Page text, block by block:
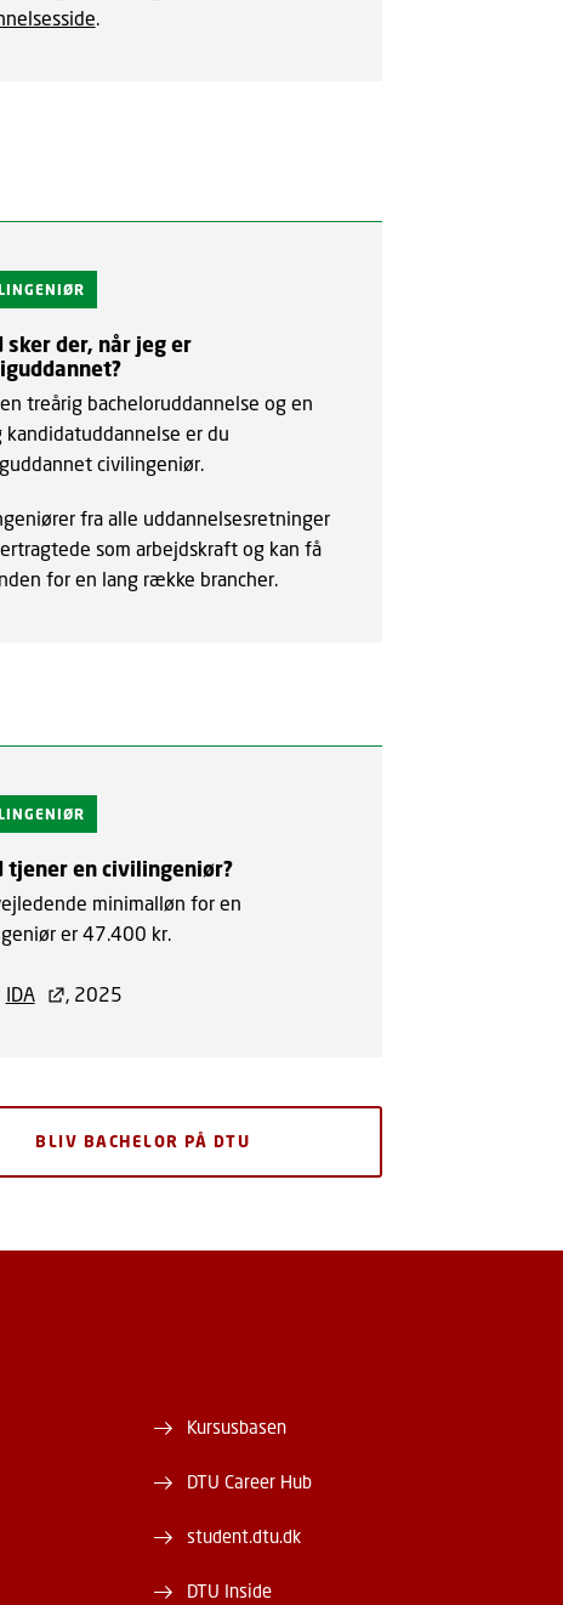
.
sker der, når jeg er
treårig bacheloruddannelse og en
kandidatuddannelse er du
civilingeniør.
fra alle uddannelsesretninger
som arbejdskraft og kan få
for en lang række brancher.
tjener en civilingeniør?
minimalløn for en
er 47.400 kr.
IDA , 2025
BLIV BACHELOR PÅ DTU
Kursusbasen
DTU Career Hub
student.dtu.dk
DTU Inside